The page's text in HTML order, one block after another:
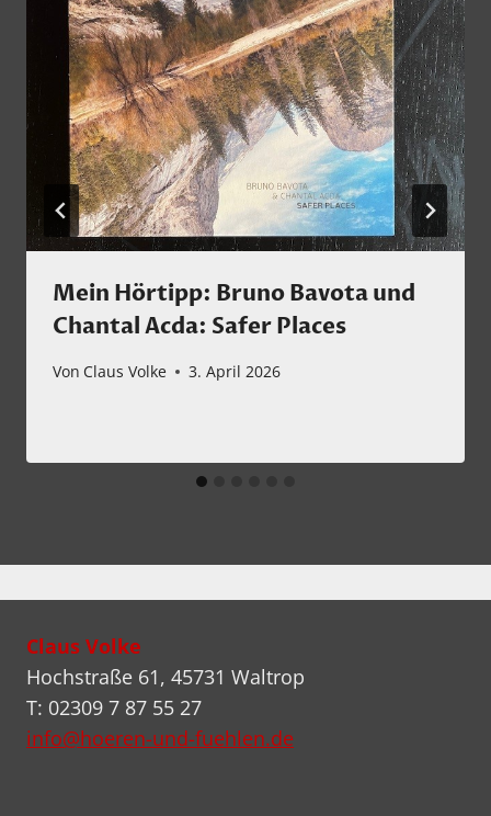
Mein Hörtipp: Bruno Bavota und
Chantal Acda: Safer Places
Von Claus Volke 3. April 2026
Claus Volke
Hochstraße 61, 45731 Waltrop
T: 02309 7 87 55 27
info@hoeren-und-fuehlen.de